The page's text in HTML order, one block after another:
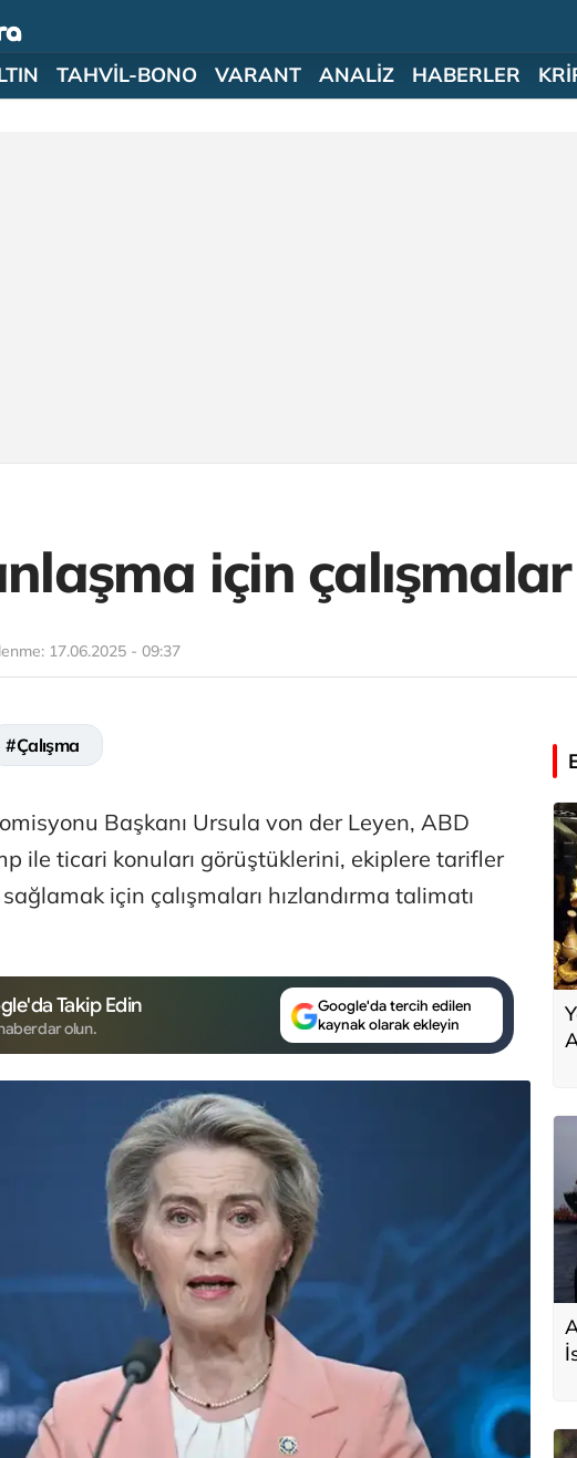
TAHVİL-BONO VARANT ANALİZ HABERLER
için
17.06.2025 - 09:37
#Çalışma
Başkanı Ursula von der Leyen, ABD
ile ticari konuları görüştüklerini, ekiplere tarifler
için çalışmaları hızlandırma talimatı
Takip Edin
olun.
Google'da tercih edilen
kaynak olarak ekleyin